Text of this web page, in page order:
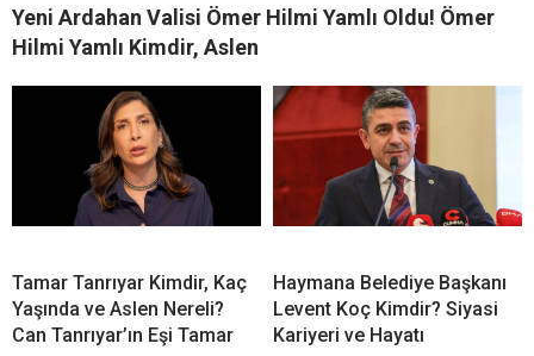
Yeni Ardahan Valisi Ömer Hilmi Yamlı Oldu! Ömer
Hilmi Yamlı Kimdir, Aslen
Tamar Tanrıyar Kimdir, Kaç
Yaşında ve Aslen Nereli?
Can Tanrıyar’ın Eşi Tamar
Haymana Belediye Başkanı
Levent Koç Kimdir? Siyasi
Kariyeri ve Hayatı